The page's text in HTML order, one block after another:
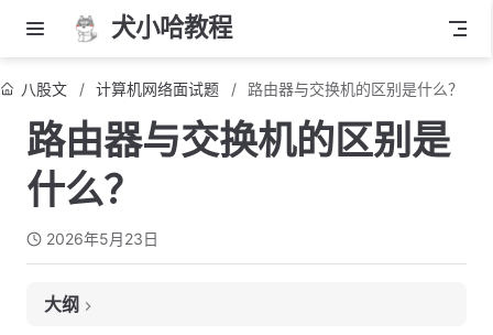
犬小哈教程
八股文 计算机网络面试题 路由器与交换机的区别是什么？
路由器与交换机的区别是
什么？
2026年5月23日
大纲